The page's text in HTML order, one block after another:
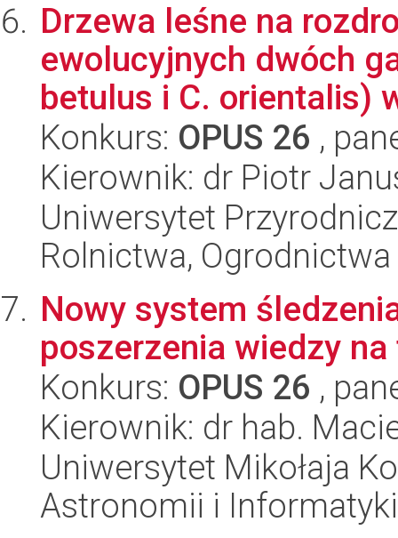
Drzewa leśne na
ewolucyjnych dwóch
betulus i C. orientalis)
Konkurs: OPUS 26 ,
Kierownik: dr Piotr
Uniwersytet
Rolnictwa,
Nowy system
poszerzenia wiedzy
Konkurs: OPUS 26 ,
Kierownik: dr hab.
Uniwersytet Mikołaja
Astronomii i